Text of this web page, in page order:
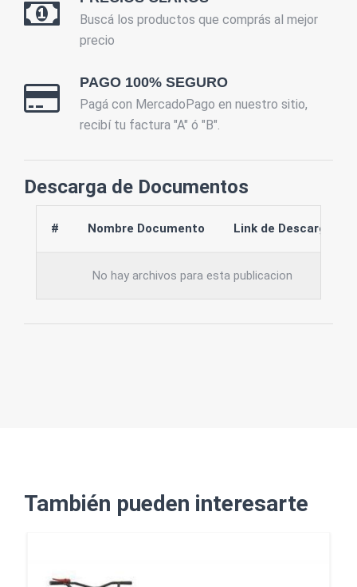
Buscá los productos que comprás al mejor
precio
PAGO 100% SEGURO
Pagá con MercadoPago en nuestro sitio,
recibí tu factura "A" ó "B".
Descarga de Documentos
# Nombre Documento Link de Descarga
No hay archivos para esta publicacion
También pueden interesarte